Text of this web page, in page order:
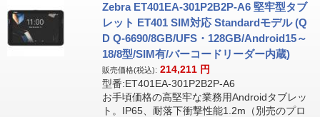
Zebra ET401EA-301P2B2P-A6 堅牢型タブ
レット ET401 SIM対応 Standardモデル (Q
D Q-6690/8GB/UFS・128GB/Android15～
18/8型/SIM有/バーコードリーダー内蔵)
販売価格(税込): 214,211 円
型番:ET401EA-301P2B2P-A6
お手頃価格の高堅牢な業務用Androidタブレッ
ト。IP65、耐落下衝撃性能1.2m（別売のプロ